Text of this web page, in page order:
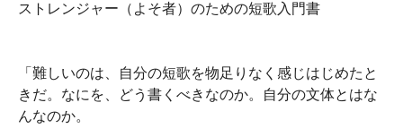
ストレンジャー（よそ者）のための短歌入門書
「難しいのは、自分の短歌を物足りなく感じはじめたと
きだ。なにを、どう書くべきなのか。自分の文体とはな
んなのか。